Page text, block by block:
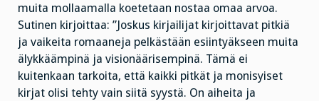
muita mollaamalla koetetaan nostaa omaa arvoa.
Sutinen kirjoittaa: ”Joskus kirjailijat kirjoittavat pitkiä
ja vaikeita romaaneja pelkästään esiintyäkseen muita
älykkäämpinä ja visionäärisempinä. Tämä ei
kuitenkaan tarkoita, että kaikki pitkät ja monisyiset
kirjat olisi tehty vain siitä syystä. On aiheita ja